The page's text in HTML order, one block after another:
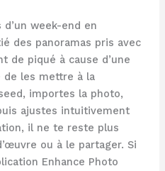
week-end en
des panoramas pris avec
de piqué à cause d’une
les mettre à la
importes la photo,
ajustes intuitivement
il ne te reste plus
ou à le partager. Si
Enhance Photo